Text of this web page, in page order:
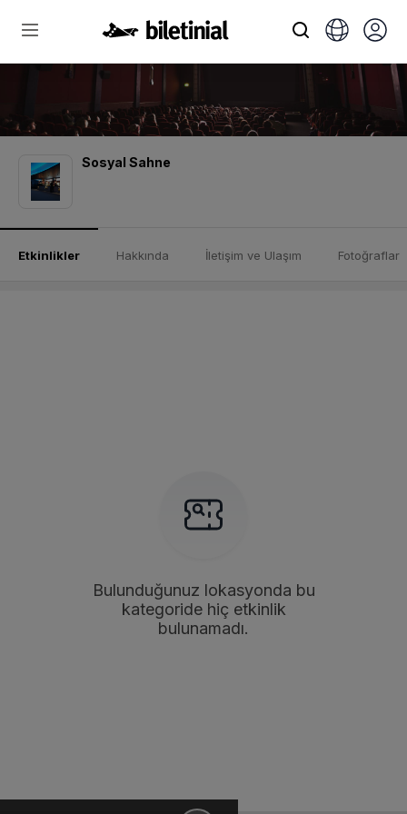
Sosyal Sahne
Etkinlikler Hakkında İletişim ve Ulaşım Fotoğraflar
Bulunduğunuz lokasyonda bu
kategoride hiç etkinlik
bulunamadı.